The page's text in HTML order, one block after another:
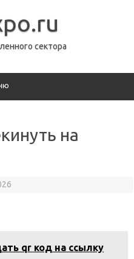
сектора
на
qr код на ссылку